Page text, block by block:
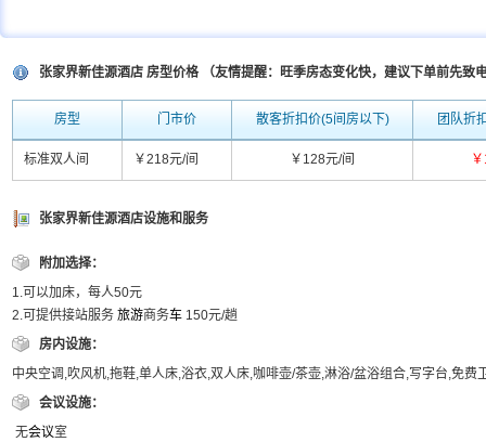
张家界新佳源酒店 房型价格 （友情提醒：旺季房态变化快，建议下单前先致
房型 门市价 散客折扣价(5间房以下) 团队折
标准双人间 ￥218元/间 ￥128元/间
张家界新佳源酒店设施和服务
附加选择：
1.可以加床，每人50元
2.可提供接站服务 旅游商务车 150元/趟
房内设施：
中央空调,吹风机,拖鞋,单人床,浴衣,双人床,咖啡壶/茶壶,淋浴/盆浴组合,写字台,免费
会议设施：
无会议室